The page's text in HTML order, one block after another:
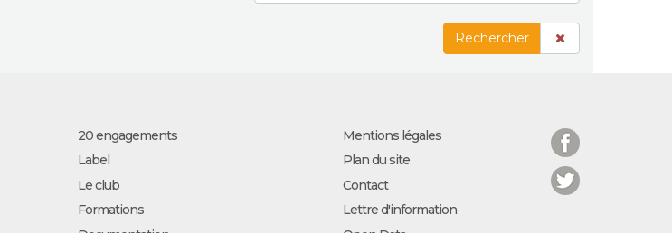
Rechercher
20 engagements
Label
Le club
Formations
Mentions légales
Plan du site
Contact
Lettre d'information
Facebook
Twitter